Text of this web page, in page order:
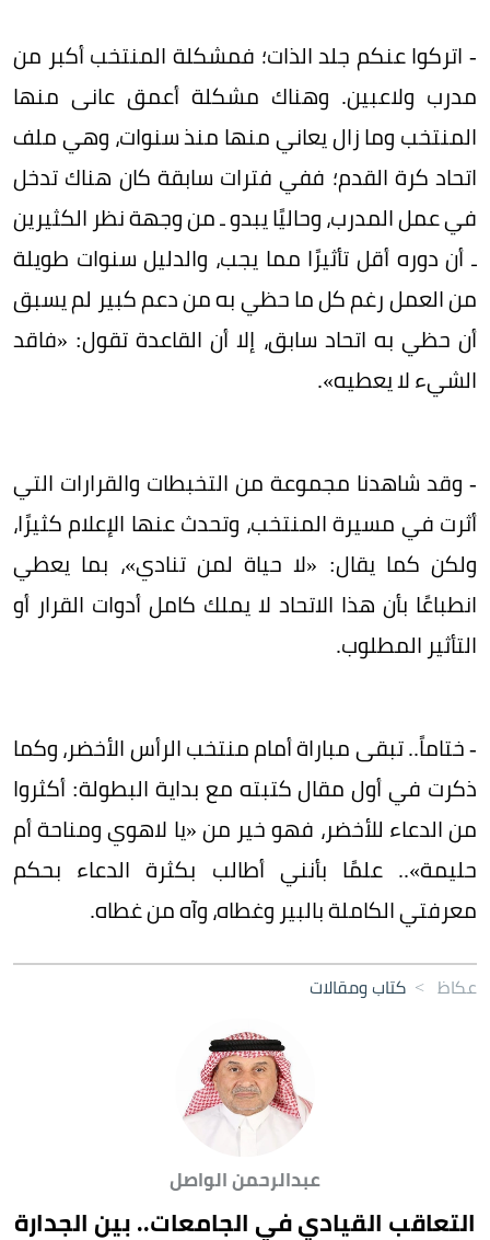
- اتركوا عنكم جلد الذات؛ فمشكلة المنتخب أكبر من
مدرب ولاعبين. وهناك مشكلة أعمق عانى منها
المنتخب وما زال يعاني منها منذ سنوات، وهي ملف
اتحاد كرة القدم؛ ففي فترات سابقة كان هناك تدخل
في عمل المدرب، وحاليًا يبدو ـ من وجهة نظر الكثيرين
ـ أن دوره أقل تأثيرًا مما يجب، والدليل سنوات طويلة
من العمل رغم كل ما حظي به من دعم كبير لم يسبق
أن حظي به اتحاد سابق، إلا أن القاعدة تقول: «فاقد
الشيء لا يعطيه».
- وقد شاهدنا مجموعة من التخبطات والقرارات التي
أثرت في مسيرة المنتخب، وتحدث عنها الإعلام كثيرًا،
ولكن كما يقال: «لا حياة لمن تنادي»، بما يعطي
انطباعًا بأن هذا الاتحاد لا يملك كامل أدوات القرار أو
التأثير المطلوب.
- ختاماً.. تبقى مباراة أمام منتخب الرأس الأخضر، وكما
ذكرت في أول مقال كتبته مع بداية البطولة: أكثروا
من الدعاء للأخضر، فهو خير من «يا لاهوي ومناحة أم
حليمة».. علمًا بأنني أطالب بكثرة الدعاء بحكم
معرفتي الكاملة بالبير وغطاه، وآه من غطاه.
عكاظ > كتاب ومقالات
عبدالرحمن الواصل
التعاقب القيادي في الجامعات.. بين الجدارة